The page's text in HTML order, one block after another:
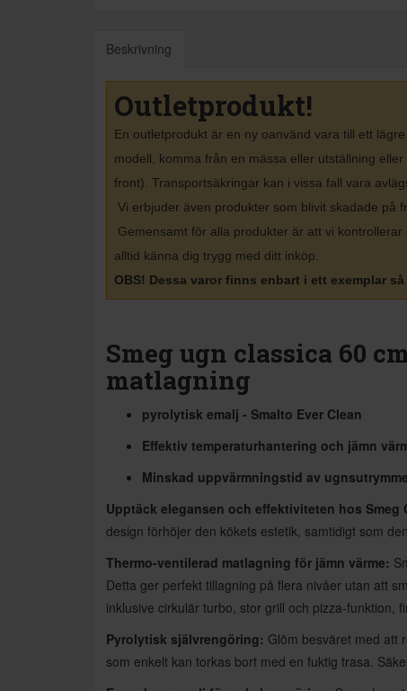
Beskrivning
Outletprodukt!
En outletprodukt är en ny oanvänd vara till ett
modell, komma från en mässa eller utställning
front). Transportsäkringar kan i vissa fall vara
Vi erbjuder även produkter som blivit skadade på
Gemensamt för alla produkter är att vi
alltid känna dig trygg med ditt inköp
OBS! Dessa varor finns enbart i ett exemplar
Smeg ugn classica 60
matlagning
pyrolytisk emalj - Smalto Ever Clean
Effektiv temperaturhantering och jämn
Minskad uppvärmningstid av
Upptäck elegansen och effektiviteten hos Smeg
design förhöjer den kökets estetik, samtidigt som
Thermo-ventilerad matlagning för jämn värme:
Detta ger perfekt tillagning på flera nivåer utan att
inklusive cirkulär turbo, stor grill och pizza-funktion,
Pyrolytisk självrengöring: Glöm besväret med att
som enkelt kan torkas bort med en fuktig trasa.